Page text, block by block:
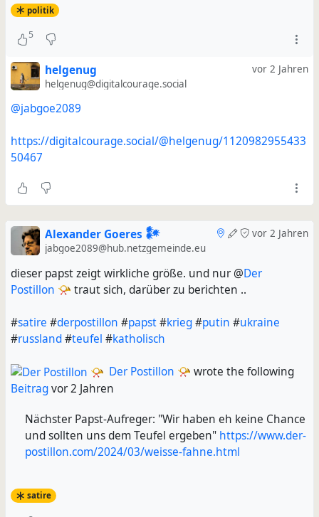
politik
5
vor 2 Jahren
helgenug
helgenug@digitalcourage.social
@jabgoe2089
https://digitalcourage.social/@helgenug/1120982955433
50467
vor 2 Jahren
Alexander Goeres 𒀯
jabgoe2089@hub.netzgemeinde.eu
dieser papst zeigt wirkliche größe. und nur @Der
Postillon 📯 traut sich, darüber zu berichten ..
#satire #derpostillon #papst#krieg#putin #ukraine
#russland#teufel #katholisch
Der Postillon 📯 wrote the following
Beitragvor 2 Jahren
Nächster Papst-Aufreger: "Wir haben eh keine Chance
und sollten uns dem Teufel ergeben" https://www.der-
postillon.com/2024/03/weisse-fahne.html
satire